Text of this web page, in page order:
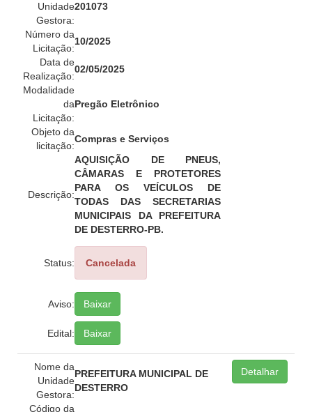
Unidade
Gestora:
201073
Número da
Licitação:
10/2025
Data de
Realização:
02/05/2025
Modalidade
da
Licitação:
Pregão Eletrônico
Objeto da
licitação:
Compras e Serviços
Descrição:
AQUISIÇÃO DE PNEUS,
CÂMARAS E PROTETORES
PARA OS VEÍCULOS DE
TODAS DAS SECRETARIAS
MUNICIPAIS DA PREFEITURA
DE DESTERRO-PB.
Status: Cancelada
Aviso: Baixar
Edital: Baixar
Nome da
Unidade
Gestora:
PREFEITURA MUNICIPAL DE
DESTERRO
Código da
Detalhar